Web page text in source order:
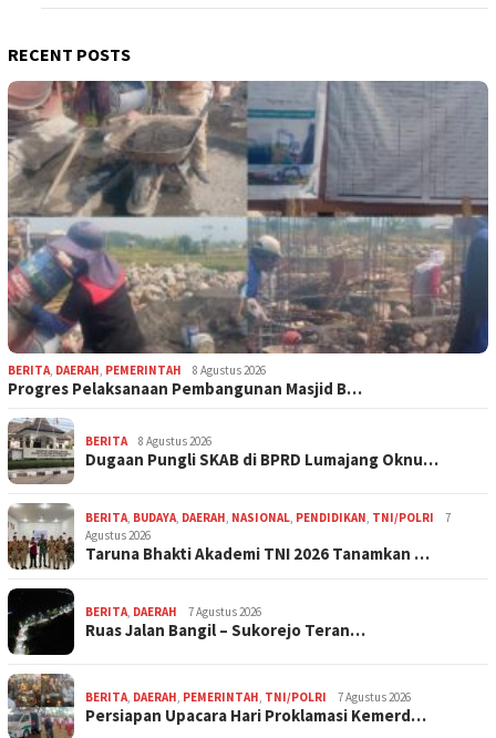
RECENT POSTS
BERITA DAERAH PEMERINTAH 8 Agustus 2026
Progres Pelaksanaan Pembangunan Masjid B…
BERITA 8 Agustus 2026
Dugaan Pungli SKAB di BPRD Lumajang Oknu…
BERITA BUDAYA DAERAH NASIONAL PENDIDIKAN TNI/POLRI
7
Agustus 2026
Taruna Bhakti Akademi TNI 2026 Tanamkan …
BERITA DAERAH 7 Agustus 2026
Ruas Jalan Bangil – Sukorejo Teran…
BERITA DAERAH PEMERINTAH TNI/POLRI 7 Agustus 2026
Persiapan Upacara Hari Proklamasi Kemerd…